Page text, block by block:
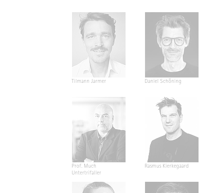
Tilmann Jarmer Daniel Schöning
Prof. Much
Untertrifaller
Rasmus Kierkegaard